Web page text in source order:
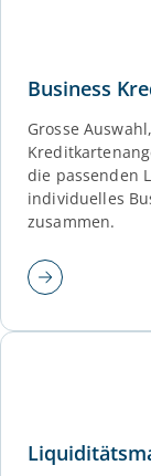
Business
Grosse
die passenden
individuelles
zusammen.